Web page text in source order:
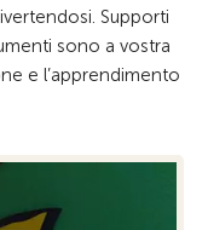
Supporti
sono a vostra
e l’apprendimento